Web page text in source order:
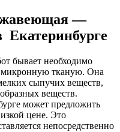
—
бывает необходимо
микронную тканую. Она
сыпучих веществ,
веществ.
может предложить
цене. Это
непосредственно